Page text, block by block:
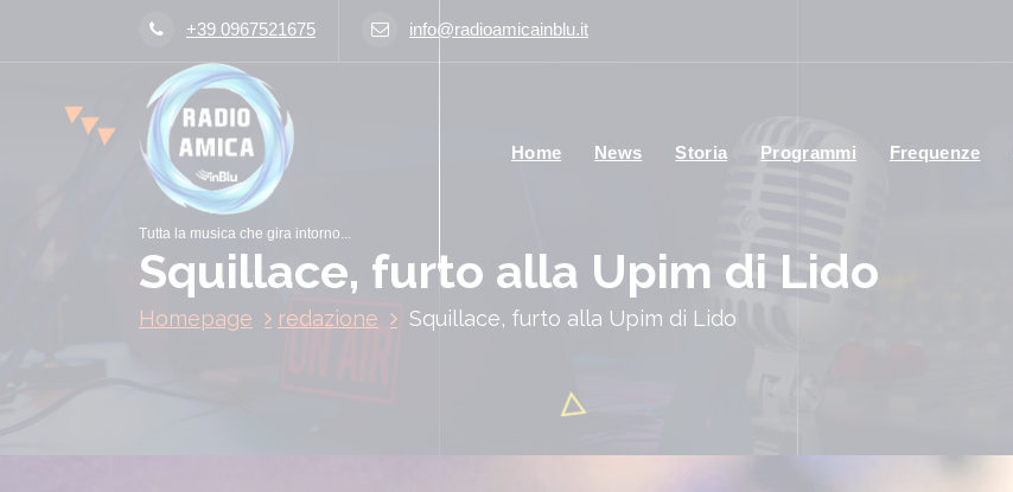
+39 0967521675 info@radioamicainblu.it
Tutta la musica che gira intorno...
Home News Storia Programmi Frequenze
Squillace, furto alla Upim di Lido
Homepage redazione Squillace, furto alla Upim di Lido